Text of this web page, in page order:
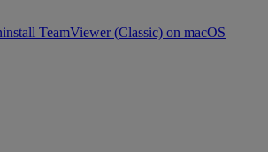
TeamViewer (Classic) on macOS